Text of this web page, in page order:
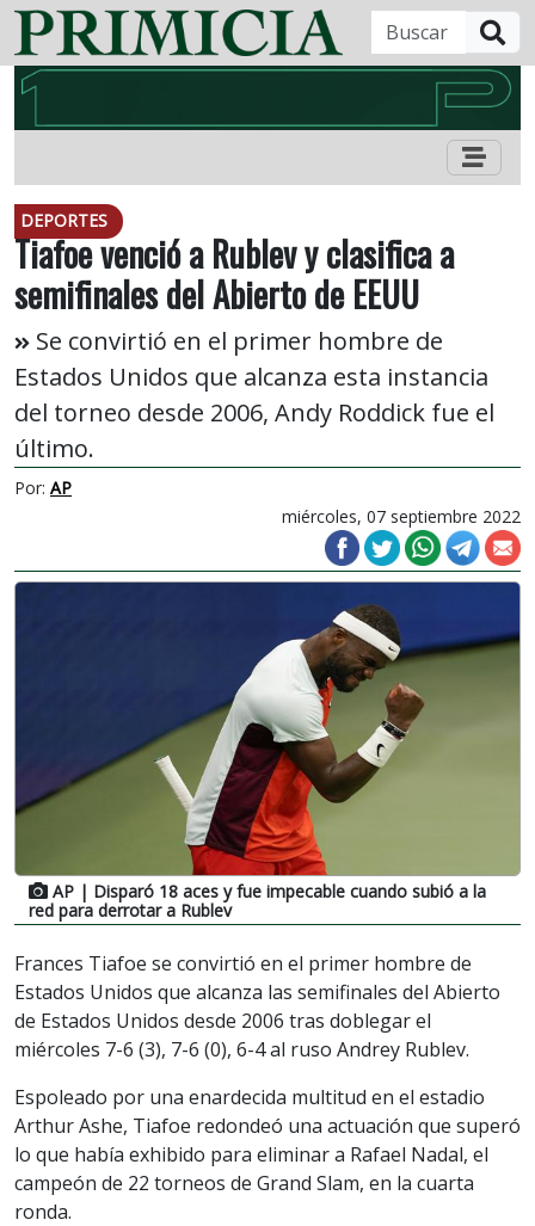
DEPORTES
Tiafoe venció a Rublev y clasifica a
semifinales del Abierto de EEUU
Se convirtió en el primer hombre de
Estados Unidos que alcanza esta instancia
del torneo desde 2006, Andy Roddick fue el
último.
Por: AP
miércoles, 07 septiembre 2022
AP | Disparó 18 aces y fue impecable cuando subió a la
red para derrotar a Rublev
Frances Tiafoe se convirtió en el primer hombre de
Estados Unidos que alcanza las semifinales del Abierto
de Estados Unidos desde 2006 tras doblegar el
miércoles 7-6 (3), 7-6 (0), 6-4 al ruso Andrey Rublev.
Espoleado por una enardecida multitud en el estadio
Arthur Ashe, Tiafoe redondeó una actuación que superó
lo que había exhibido para eliminar a Rafael Nadal, el
campeón de 22 torneos de Grand Slam, en la cuarta
ronda.